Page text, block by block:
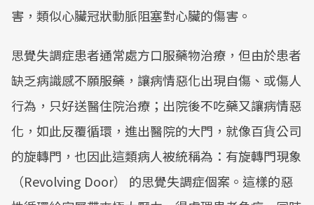
害，類似心臟冠狀動脈阻塞對心臟的傷害。
思覺失調症患者通常處方口服藥物治療，但由於患者
缺乏病識感不願服藥，讓病情惡化出現自傷、或傷人
行為，只好送醫住院治療；出院後不吃藥又讓病情惡
化，如此反覆循環，進出醫院的大門，就像百貨公司
的旋轉門，也因此這類病人被統稱為：有旋轉門現象
（Revolving Door） 的思覺失調症個案。這樣的惡